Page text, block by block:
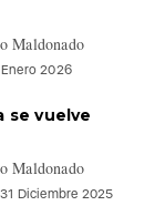
Maldonado
2026
se vuelve
Maldonado
Diciembre 2025